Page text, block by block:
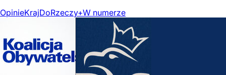
OpinieKrajDoRzeczy+W numerze